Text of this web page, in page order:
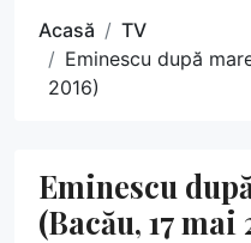
Acasă
TV
Eminescu după
2016)
Eminescu
(Bacău, 17 mai